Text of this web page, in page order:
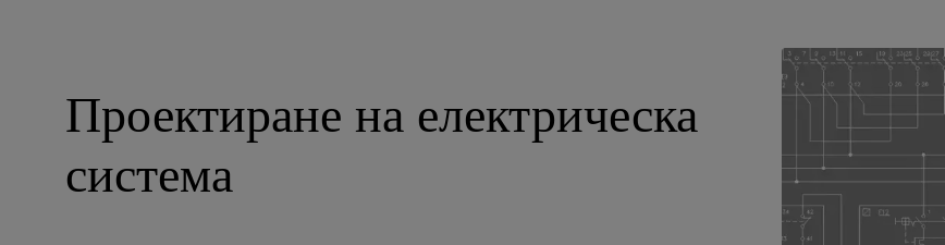
Проектиране на електрическа
система